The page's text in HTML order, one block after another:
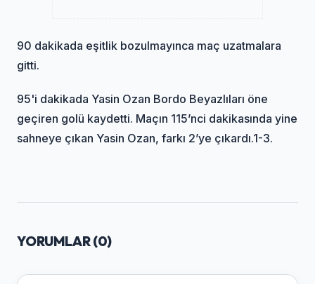
90 dakikada eşitlik bozulmayınca maç uzatmalara
gitti.
95'i dakikada Yasin Ozan Bordo Beyazlıları öne
geçiren golü kaydetti. Maçın 115’nci dakikasında yine
sahneye çıkan Yasin Ozan, farkı 2’ye çıkardı.1-3.
YORUMLAR (0)